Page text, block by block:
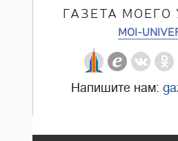
ГАЗЕТА МОЕГО
MOI-
Напишите нам: